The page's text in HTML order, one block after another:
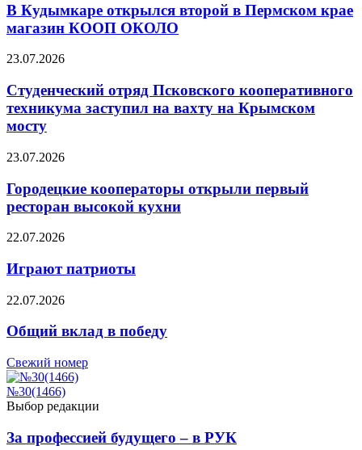
В Кудымкаре открылся второй в Пермском крае
магазин КООП ОКОЛО
23.07.2026
Студенческий отряд Псковского кооперативного
техникума заступил на вахту на Крымском
мосту
23.07.2026
Городецкие кооператоры открыли первый
ресторан высокой кухни
22.07.2026
Играют патриоты
22.07.2026
Общий вклад в победу
Свежий номер
№30(1466)
Выбор редакции
За профессией будущего – в РУК